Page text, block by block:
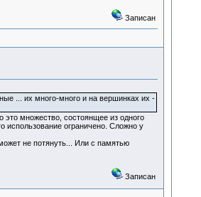
Записан
... их много-много и на вершинках их -
множество, состоянщее из одного
использование ограничено. Сложно у
не потянуть... Или с памятью
Записан